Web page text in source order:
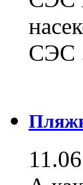
СЭС